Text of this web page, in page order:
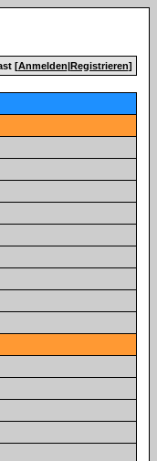
[Anmelden|Registrieren]